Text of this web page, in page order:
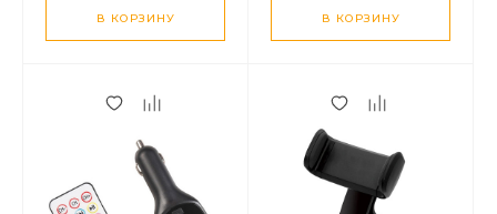
В КОРЗИНУ В КОРЗИНУ